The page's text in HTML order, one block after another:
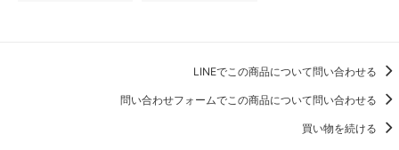
LINEでこの商品について問い合わせる
問い合わせフォームでこの商品について問い合わせる
買い物を続ける